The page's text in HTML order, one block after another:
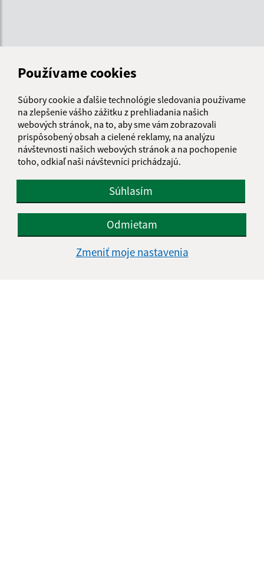
Používame cookies
Súbory cookie a ďalšie technológie sledovania používame
na zlepšenie vášho zážitku z prehliadania našich
webových stránok, na to, aby sme vám zobrazovali
prispôsobený obsah a cielené reklamy, na analýzu
návštevnosti našich webových stránok a na pochopenie
toho, odkiaľ naši návštevníci prichádzajú.
Súhlasím
Odmietam
Zmeniť moje nastavenia
Informácie o stránke:
Vyhlásenie o prístupnosti
Autorské práva
Ochrana osobných údajov
Navigácia:
Vytlačiť aktuálnu stránku
Mapa stránok
Cookies